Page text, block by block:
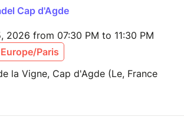
Cap d'Agde
2026 from 07:30 PM to 11:30 PM
Paris
la Vigne, Cap d'Agde (Le, France